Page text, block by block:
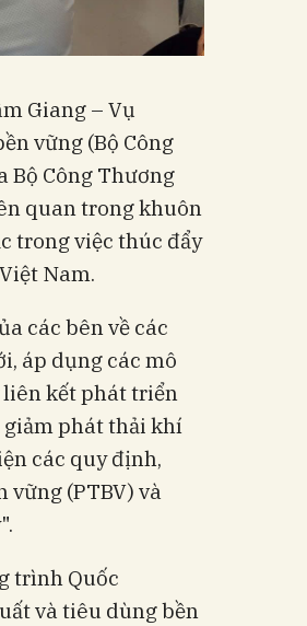
Giang – Vụ
vững (Bộ Công
Bộ Công Thương
quan trong khuôn
trong việc thúc đẩy
Nam.
các bên về các
áp dụng các mô
kết phát triển
giảm phát thải khí
các quy định,
vững (PTBV) và
trình Quốc
và tiêu dùng bền